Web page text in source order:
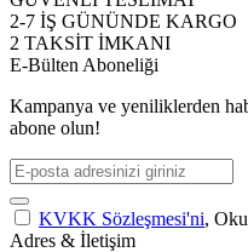
2-7 İŞ GÜNÜNDE KARGO
2 TAKSİT İMKANI
E-Bülten Aboneliği
Kampanya ve yeniliklerden
abone olun!
KVKK Sözleşmesi'ni,
Adres & İletişim